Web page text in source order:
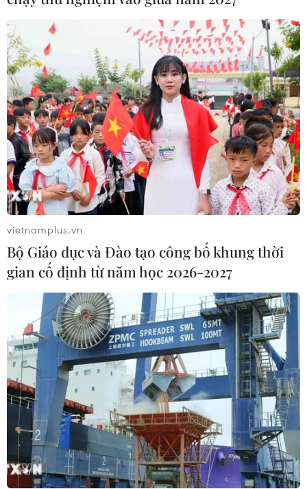
Bình Dương: Tai nạn giao thông liên hoàn
khiến 3 người thương vong
03/06/2017 10:21
Ngày 3/6, trên đường ĐT743, phường An Phú, thị xã
Thuận An, tỉnh Bình Dương đã xảy ra một vụ tai nạn liên
hoàn khiến ba người thương vong.
vietnamplus.vn
Bộ Giáo dục và Đào tạo công bố khung thời
gian cố định từ năm học 2026-2027